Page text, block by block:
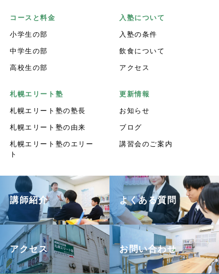
コースと料金
小学生の部
中学生の部
高校生の部
入塾について
入塾の条件
飲食について
アクセス
札幌エリート塾
札幌エリート塾の塾長
札幌エリート塾の由来
札幌エリート塾のエリー
ト
更新情報
お知らせ
ブログ
講習会のご案内
講師紹介 よくある質問
アクセス お問い合わせ